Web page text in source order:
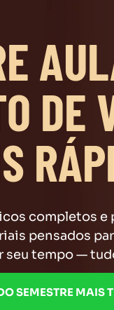
DE
completos e
pensados
seu tempo —
SEMESTRE MAIS